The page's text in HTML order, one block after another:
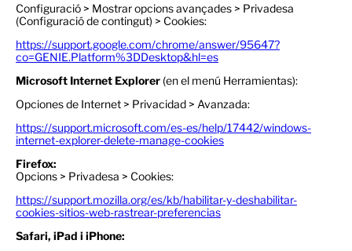
Configuració > Mostrar opcions avançades > Privadesa
(Configuració de contingut) > Cookies:
https://support.google.com/chrome/answer/95647?
co=GENIE.Platform%3DDesktop&hl=es
Microsoft Internet Explorer (en el menú Herramientas):
Opciones de Internet > Privacidad > Avanzada:
https://support.microsoft.com/es-es/help/17442/windows-
internet-explorer-delete-manage-cookies
Firefox:
Opcions > Privadesa > Cookies:
https://support.mozilla.org/es/kb/habilitar-y-deshabilitar-
cookies-sitios-web-rastrear-preferencias
Safari, iPad i iPhone: